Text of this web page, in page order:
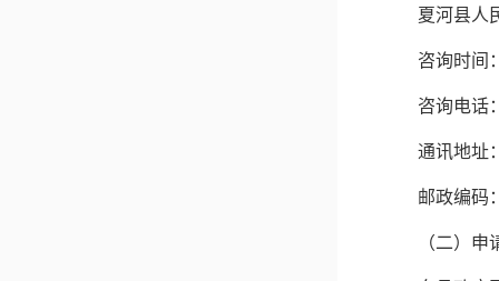
夏河县人
咨询时间
咨询电话
通讯地址
邮政编码
（二）申